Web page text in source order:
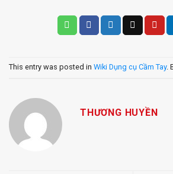
This entry was posted in Wiki Dụng cụ Cầm Tay.
THƯƠNG HUYỀN